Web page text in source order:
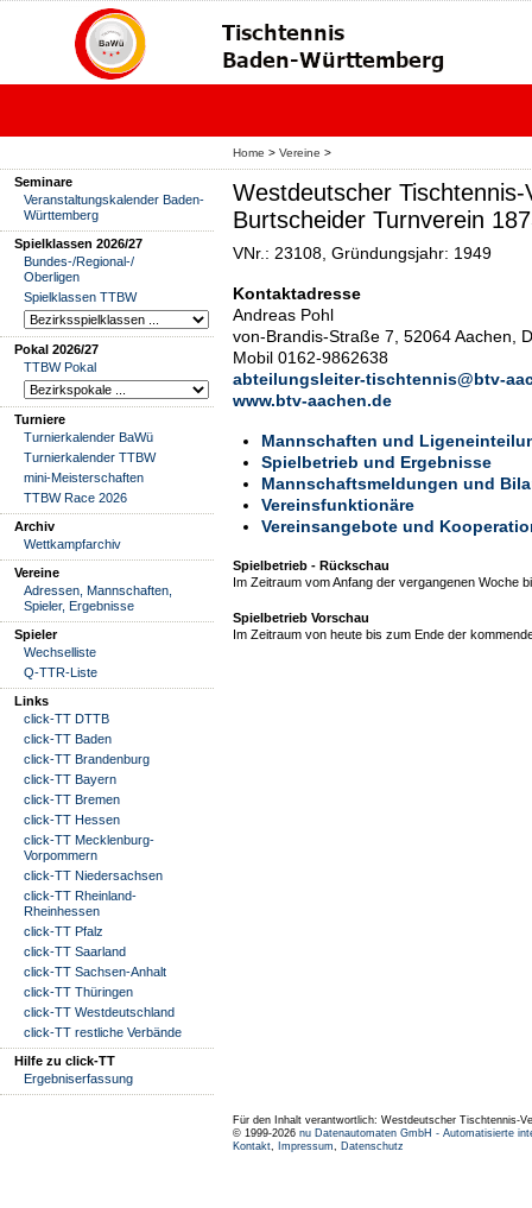
Home > Vereine >
Seminare
Veranstaltungskalender Baden-
Württemberg
Spielklassen 2026/27
Bundes-/Regional-/
Oberligen
Spielklassen TTBW
Pokal 2026/27
TTBW Pokal
Turniere
Turnierkalender BaWü
Turnierkalender TTBW
mini-Meisterschaften
TTBW Race 2026
Archiv
Wettkampfarchiv
Vereine
Adressen, Mannschaften,
Spieler, Ergebnisse
Spieler
Wechselliste
Q-TTR-Liste
Links
click-TT DTTB
click-TT Baden
click-TT Brandenburg
click-TT Bayern
click-TT Bremen
click-TT Hessen
click-TT Mecklenburg-
Vorpommern
click-TT Niedersachsen
click-TT Rheinland-
Rheinhessen
click-TT Pfalz
click-TT Saarland
click-TT Sachsen-Anhalt
click-TT Thüringen
click-TT Westdeutschland
click-TT restliche Verbände
Hilfe zu click-TT
Ergebniserfassung
Westdeutscher Tischtennis-
Burtscheider Turnverein
VNr.: 23108, Gründungsjahr: 1949
Kontaktadresse
Andreas Pohl
von-Brandis-Straße 7, 52064 Aachen,
Mobil 0162-9862638
abteilungsleiter-tischtennis@btv-
www.btv-aachen.de
Mannschaften und
Spielbetrieb und Ergebnisse
Mannschaftsmeldungen und
Vereinsfunktionäre
Vereinsangebote und
Spielbetrieb - Rückschau
Im Zeitraum vom Anfang der vergangenen Woche
Spielbetrieb Vorschau
Im Zeitraum von heute bis zum Ende der
Für den Inhalt verantwortlich: Westdeutscher Tischtennis-
© 1999-2026 nu Datenautomaten GmbH - Automatisierte
Kontakt, Impressum, Datenschutz